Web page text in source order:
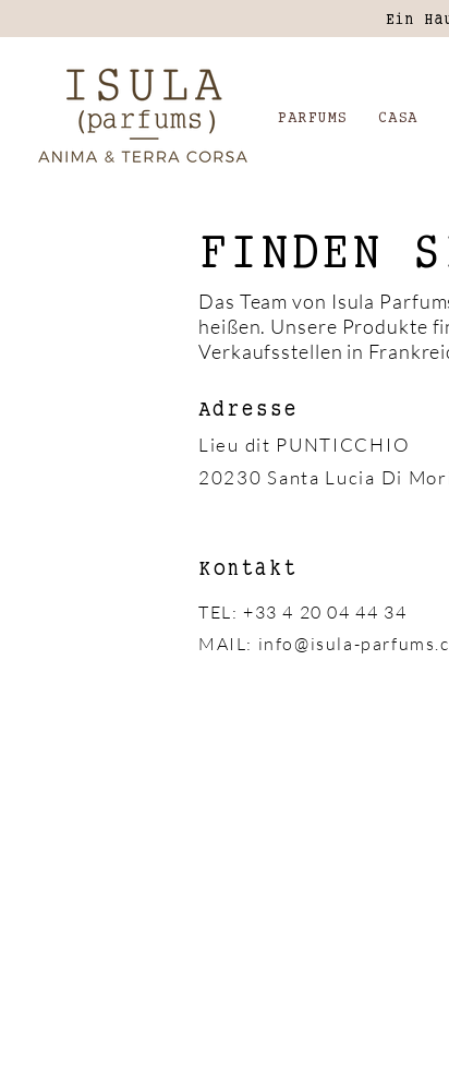
Ein
PARFUMS CASA
FINDEN
Das Team von Isula
heißen. Unsere Produkte
Verkaufsstellen in
Adresse
Lieu dit PUNTICCHIO
20230 Santa Lucia Di
Kontakt
TEL: +33 4 20 04 44 34
MAIL: info@isula-